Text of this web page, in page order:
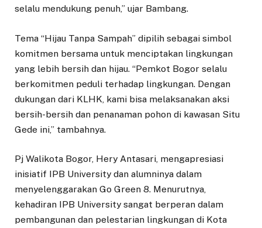
selalu mendukung penuh,” ujar Bambang.
Tema “Hijau Tanpa Sampah” dipilih sebagai simbol
komitmen bersama untuk menciptakan lingkungan
yang lebih bersih dan hijau. “Pemkot Bogor selalu
berkomitmen peduli terhadap lingkungan. Dengan
dukungan dari KLHK, kami bisa melaksanakan aksi
bersih-bersih dan penanaman pohon di kawasan Situ
Gede ini,” tambahnya.
Pj Walikota Bogor, Hery Antasari, mengapresiasi
inisiatif IPB University dan alumninya dalam
menyelenggarakan Go Green 8. Menurutnya,
kehadiran IPB University sangat berperan dalam
pembangunan dan pelestarian lingkungan di Kota